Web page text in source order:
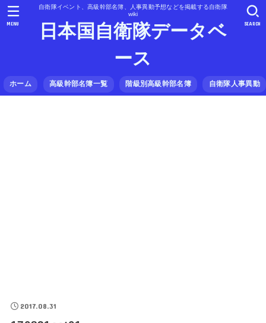
自衛隊イベント、高級幹部名簿、人事異動予想などを掲載する自衛隊
wiki
日本国自衛隊データベ
ース
ホーム 高級幹部名簿一覧 階級別高級幹部名簿 自衛隊人事異動
SEARCH
MENU
2017.08.31